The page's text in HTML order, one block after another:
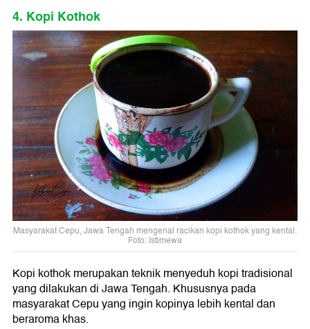
4. Kopi Kothok
Masyarakat Cepu, Jawa Tengah mengenal racikan kopi kothok yang kental.
Foto: Istimewa
Kopi kothok merupakan teknik menyeduh kopi tradisional
yang dilakukan di Jawa Tengah. Khususnya pada
masyarakat Cepu yang ingin kopinya lebih kental dan
beraroma khas.